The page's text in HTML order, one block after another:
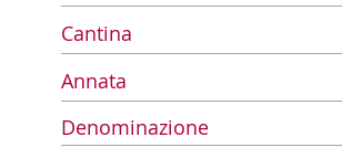
Cantina
Annata
Denominazione